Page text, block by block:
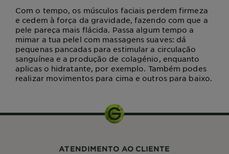
Com o tempo, os músculos faciais perdem firmeza
e cedem à força da gravidade, fazendo com que a
pele pareça mais flácida. Passa algum tempo a
mimar a tua pelel com massagens suaves: dá
pequenas pancadas para estimular a circulação
sanguínea e a produção de colagénio, enquanto
aplicas o hidratante, por exemplo. Também podes
realizar movimentos para cima e outros para baixo.
ATENDIMENTO AO CLIENTE